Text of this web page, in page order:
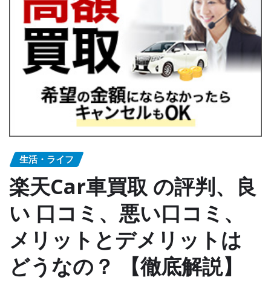
生活・ライフ
楽天Car車買取 の評判、良
い 口コミ、悪い口コミ、
メリットとデメリットは
どうなの？ 【徹底解説】